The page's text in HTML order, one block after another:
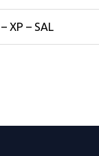
XP – SAL